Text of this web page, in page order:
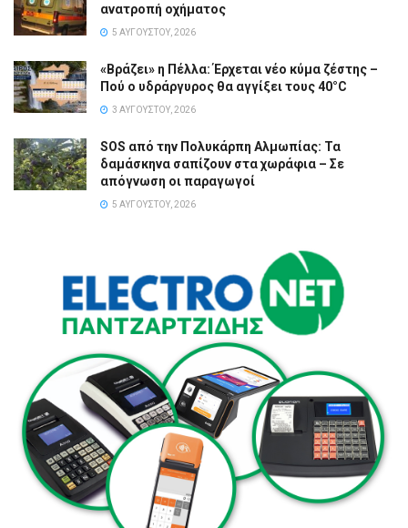
ανατροπή οχήματος
5 ΑΥΓΟΎΣΤΟΥ, 2026
«Βράζει» η Πέλλα: Έρχεται νέο κύμα ζέστης –
Πού ο υδράργυρος θα αγγίξει τους 40°C
3 ΑΥΓΟΎΣΤΟΥ, 2026
SOS από την Πολυκάρπη Αλμωπίας: Τα
δαμάσκηνα σαπίζουν στα χωράφια – Σε
απόγνωση οι παραγωγοί
5 ΑΥΓΟΎΣΤΟΥ, 2026